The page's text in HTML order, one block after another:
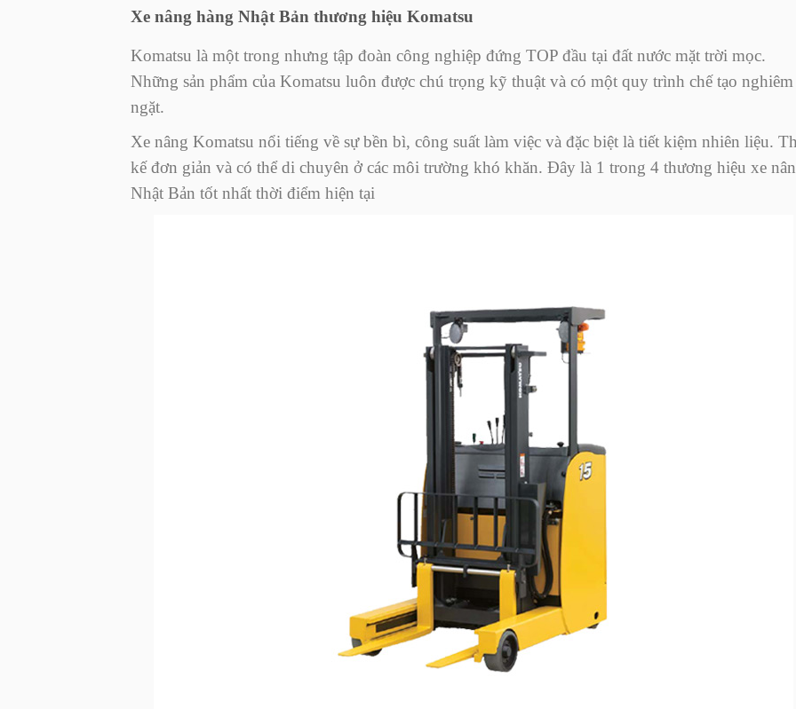
Xe nâng hàng Nhật Bản thương hiệu Komatsu
Komatsu là một trong nhưng tập đoàn công nghiệp đứng TOP đầu tại đất nước mặt trời mọc.
Những sản phẩm của Komatsu luôn được chú trọng kỹ thuật và có một quy trình chế tạo nghiêm
ngặt.
Xe nâng Komatsu nổi tiếng về sự bền bì, công suất làm việc và đặc biệt là tiết kiệm nhiên liệu.
kế đơn giản và có thể di chuyên ở các môi trường khó khăn. Đây là 1 trong 4 thương hiệu xe
Nhật Bản tốt nhất thời điểm hiện tại